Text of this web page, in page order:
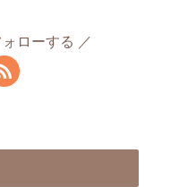
ローする